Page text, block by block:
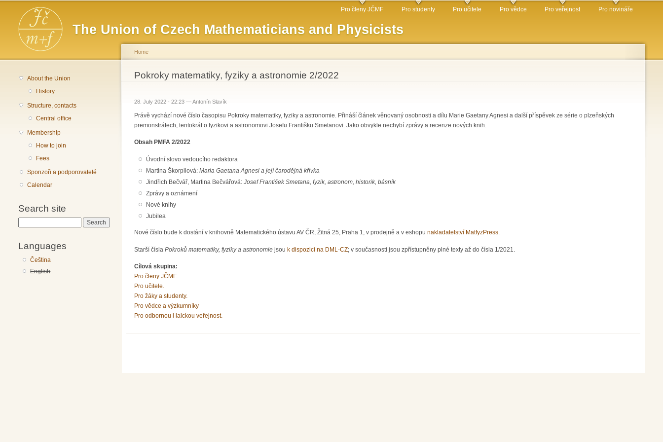
The Union of Czech Mathematicians and Physicists
Main menu Pro členy JČMF Pro studenty Pro učitele Pro vědce Pro veřejnost Pro novináře
About the Union
History
Structure, contacts
Central office
Membership
How to join
Fees
Sponzoři a podporovatelé
Calendar
Search site
Languages
Čeština
English
You are here
Home
Pokroky matematiky, fyziky a astronomie 2/2022
28. July 2022 - 22:23 —Antonín Slavík
Právě vychází nové číslo časopisu Pokroky matematiky, fyziky a astronomie. Přináší článek věnovaný osobnosti a dílu Marie Gaetany Agnesi a další příspěvek ze série o plzeňských
premonstrátech, tentokrát o fyzikovi a astronomovi Josefu Františku Smetanovi. Jako obvykle nechybí zprávy a recenze nových knih.
Obsah PMFA 2/2022
Úvodní slovo vedoucího redaktora
Martina Škorpilová:Maria Gaetana Agnesi a její čarodějná křivka
Jindřich Bečvář, Martina Bečvářová:Josef František Smetana, fyzik, astronom, historik, básník
Zprávy a oznámení
Nové knihy
Jubilea
Nové číslo bude k dostání v knihovně Matematického ústavu AV ČR, Žitná 25, Praha 1, v prodejně a v eshopu nakladatelství MatfyzPress.
Starší čísla Pokroků matematiky, fyziky a astronomie jsou k dispozici na DML-CZ; v současnosti jsou zpřístupněny plné texty až do čísla 1/2021.
Cílová skupina:
Pro členy JČMF.
Pro učitele.
Pro žáky a studenty.
Pro vědce a výzkumníky
Pro odbornou i laickou veřejnost.